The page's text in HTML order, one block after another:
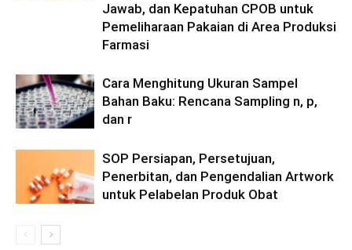
Jawab, dan Kepatuhan CPOB untuk
Pemeliharaan Pakaian di Area Produksi
Farmasi
Cara Menghitung Ukuran Sampel
Bahan Baku: Rencana Sampling n, p,
dan r
SOP Persiapan, Persetujuan,
Penerbitan, dan Pengendalian Artwork
untuk Pelabelan Produk Obat